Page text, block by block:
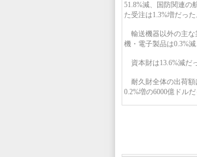
51.8%減、国防関連の
た受注は1.3%増だった
輸送機器以外の主な
機・電子製品は0.3%
資本財は13.6%減だ
耐久財全体の出荷額
0.2%増の6000億ドルだ